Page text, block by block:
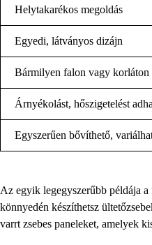
Helytakarékos megoldás
Egyedi, látványos dizájn
Bármilyen falon vagy korláton
Árnyékolást, hőszigetelést
Egyszerűen bővíthető,
Az egyik legegyszerűbb példája
könnyedén készíthetsz
varrt zsebes paneleket, amelyek